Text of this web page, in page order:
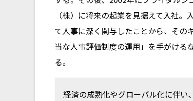
（株）に将来の起業を見据えて入社
て人事に深く関与したことから、その
当な人事評価制度の運用」を手がける
る。
経済の成熟化やグローバル化に伴い